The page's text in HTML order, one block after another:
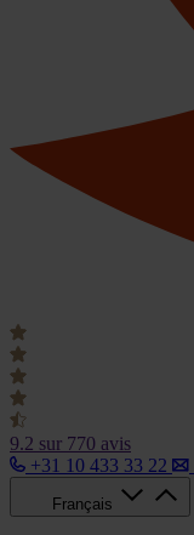
9.2 sur 770 avis
+31 10 433 33 22
Français